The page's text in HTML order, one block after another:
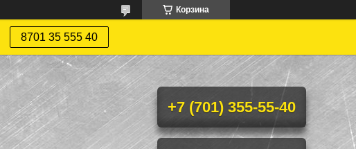
Корзина
8701 35 555 40
+7 (701) 355-55-40